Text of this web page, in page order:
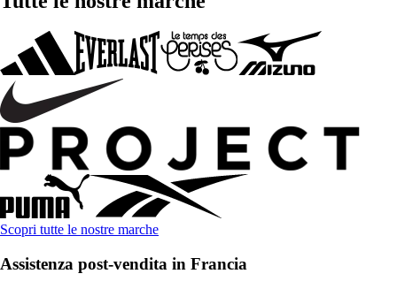
Scopri tutte le nostre marche
Assistenza post-vendita in Francia